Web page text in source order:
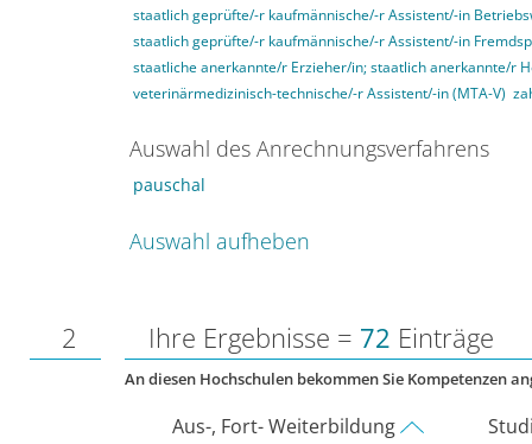
staatlich geprüfte/-r kaufmännische/-r Assistent/-in
staatlich geprüfte/-r kaufmännische/-r Assistent/-in
staatliche anerkannte/r Erzieher/in; staatlich anerkannte/r
veterinärmedizinisch-technische/-r Assistent/-in (MTA-V)
Auswahl des Anrechnungsverfahrens
pauschal
Auswahl aufheben
2 Ihre Ergebnisse = 72 Einträge
An diesen Hochschulen bekommen Sie Kompetenzen
Aus-, Fort- Weiterbildung